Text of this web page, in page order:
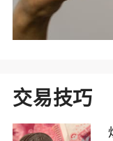
交易技巧